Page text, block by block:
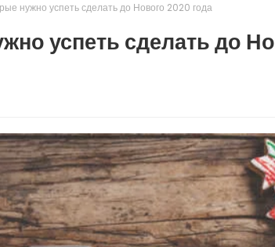
нужно успеть сделать до Нового 2020 года
успеть сделать до